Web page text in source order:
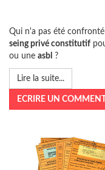
Qui n'a pas été
seing privé constitutif
ou une asbl ?
Lire la suite...
ECRIRE UN